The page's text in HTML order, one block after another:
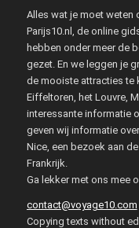
Alles wat je moet weten
Parijs10.nl, de online
hebben onder meer de
gezet. En we leggen je
de mooiste attracties te
Eiffeltoren, het Louvre,
interessante informatie
geven wij informatie
Nice, een bezoek aan
Frankrijk.
Ga lekker met ons mee
contact@voyage10.com
Copying texts without